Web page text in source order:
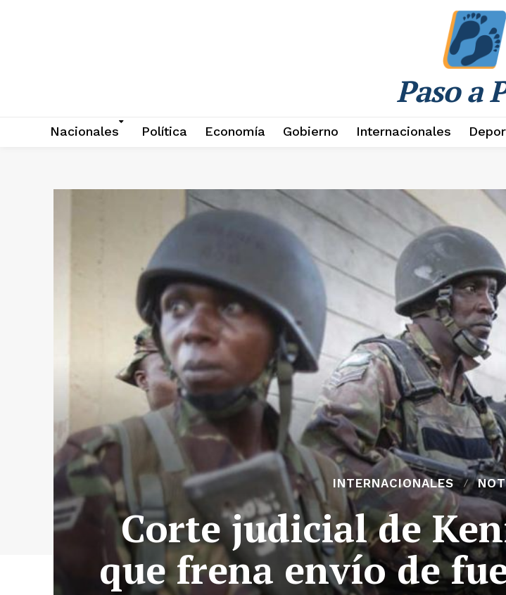
Paso a
Nacionales Política Economía Gobierno Internacionales
INTERNACIONALES
Corte judicial de
que frena envío de